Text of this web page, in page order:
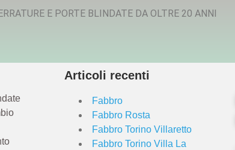
E PORTE BLINDATE DA OLTRE 20 ANNI
Articoli recenti
Fabbro
Fabbro Rosta
Fabbro Torino Villaretto
Fabbro Torino Villa La